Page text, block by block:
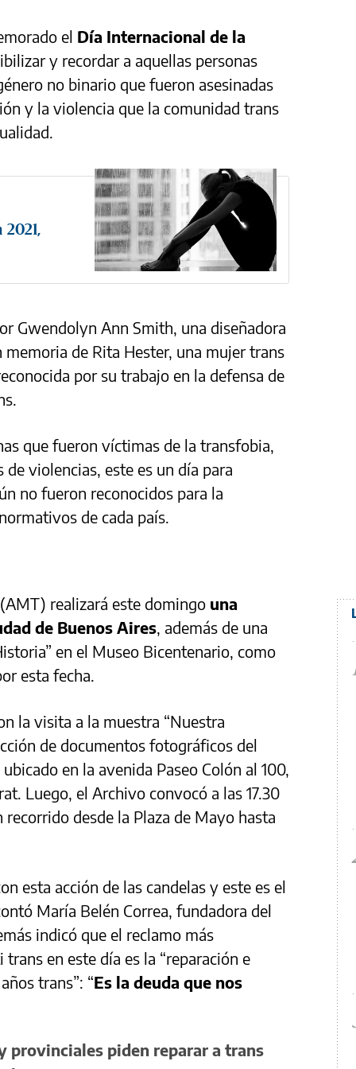
el Día Internacional de la
y recordar a aquellas personas
no binario que fueron asesinadas
y la violencia que la comunidad trans
Gwendolyn Ann Smith, una diseñadora
de Rita Hester, una mujer trans
por su trabajo en la defensa de
que fueron víctimas de la transfobia,
violencias, este es un día para
no fueron reconocidos para la
de cada país.
realizará este domingo una
de Buenos Aires, además de una
en el Museo Bicentenario, como
esta fecha.
la visita a la muestra “Nuestra
de documentos fotográficos del
en la avenida Paseo Colón al 100,
Luego, el Archivo convocó a las 17.30
recorrido desde la Plaza de Mayo hasta
esta acción de las candelas y este es el
María Belén Correa, fundadora del
indicó que el reclamo más
en este día es la “reparación e
trans”: “Es la deuda que nos
provinciales piden reparar a trans